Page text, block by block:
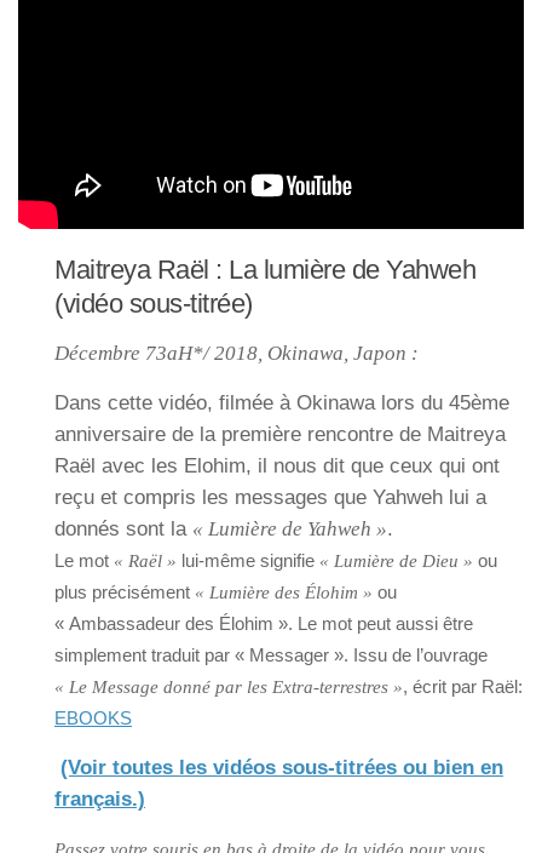
Maitreya Raël : La lumière de Yahweh
(vidéo sous-titrée)
Décembre 73aH*/ 2018, Okinawa, Japon :
Dans cette vidéo, filmée à Okinawa lors du 45ème
anniversaire de la première rencontre de Maitreya
Raël avec les Elohim, il nous dit que ceux qui ont
reçu et compris les messages que Yahweh lui a
donnés sont la « Lumière de Yahweh ».
Le mot « Raël » lui-même signifie « Lumière de Dieu » ou
plus précisément « Lumière des Élohim » ou
« Ambassadeur des Élohim ». Le mot peut aussi être
simplement traduit par « Messager ». Issu de l’ouvrage
« Le Message donné par les Extra-terrestres », écrit par Raël:
EBOOKS
(Voir toutes les vidéos sous-titrées ou bien en
français.)